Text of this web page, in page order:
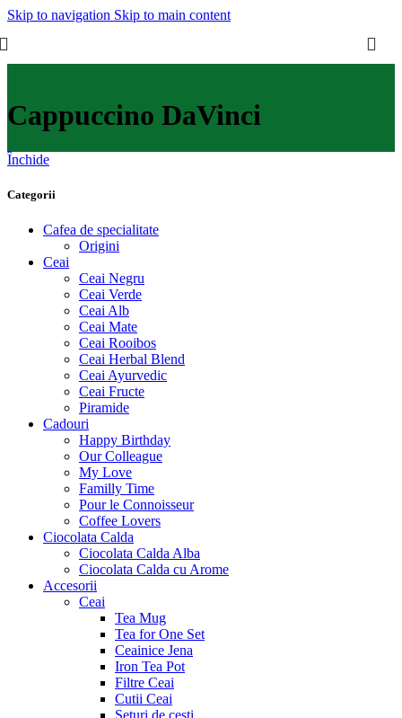
Skip to navigation Skip to main content
Cappuccino DaVinci
Închide
Categorii
Cafea de specialitate
Origini
Ceai
Ceai Negru
Ceai Verde
Ceai Alb
Ceai Mate
Ceai Rooibos
Ceai Herbal Blend
Ceai Ayurvedic
Ceai Fructe
Piramide
Cadouri
Happy Birthday
Our Colleague
My Love
Familly Time
Pour le Connoisseur
Coffee Lovers
Ciocolata Calda
Ciocolata Calda Alba
Ciocolata Calda cu Arome
Accesorii
Ceai
Tea Mug
Tea for One Set
Ceainice Jena
Iron Tea Pot
Filtre Ceai
Cutii Ceai